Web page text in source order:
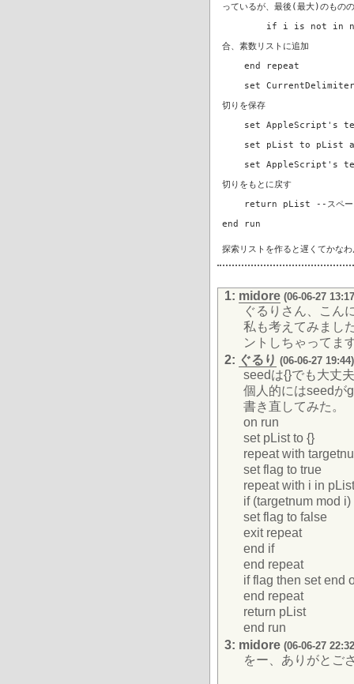
っているが、最後(最大)のもの
if i is not in nList
合、素数リストに追加
end repeat
set CurrentDelimiter
切りを保存
set AppleScript's text
set pList to pList as
set AppleScript's text
切りをもとに戻す
return pList --スペースで
end run
探索リストを作ると遅くてかな
1: midore (06-06-27
ぐるりさん、こん
私も考えてみまし
ントしちゃってま
2: ぐるり (06-06-27 19:44)
seedは{}でも大丈
個人的にはseed
書き直してみた。
on run
set pList to {}
repeat with
set flag to true
repeat with i in pList
if (targetnum mod i)
set flag to false
exit repeat
end if
end repeat
if flag then set end
end repeat
return pList
end run
3: midore (06-06-27
をー、ありがとご